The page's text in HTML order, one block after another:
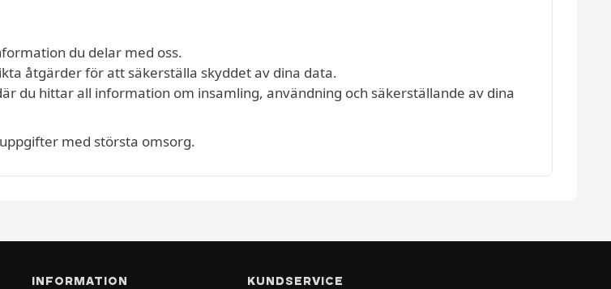
du delar med oss.
åtgärder för att säkerställa skyddet av dina data.
du hittar all information om insamling, användning och säkerställande av dina
med största omsorg.
INFORMATION KUNDSERVICE